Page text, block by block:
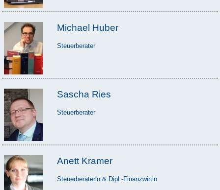
Michael Huber
Steuerberater
Sascha Ries
Steuerberater
Anett Kramer
Steuerberaterin & Dipl.-Finanzwirtin